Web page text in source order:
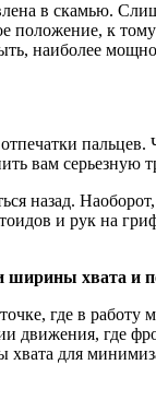
в скамью.
положение, к
наиболее
пальцев.
вам серьезную
назад.
и рук на
ширины хвата и
где в работу
движения, где
хвата для